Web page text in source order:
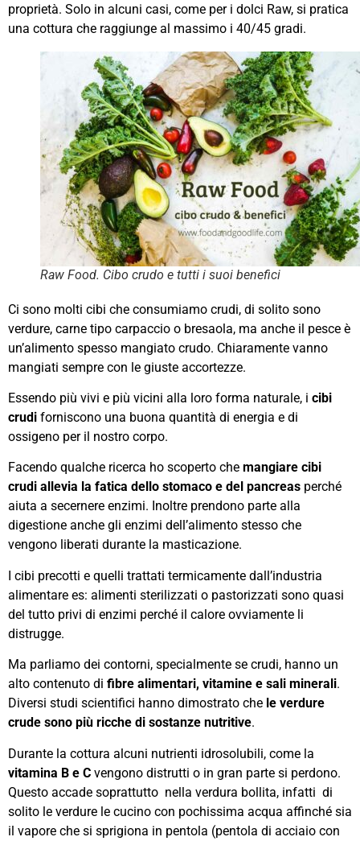
proprietà. Solo in alcuni casi, come per i dolci Raw, si pratica
una cottura che raggiunge al massimo i 40/45 gradi.
Raw Food. Cibo crudo e tutti i suoi benefici
Ci sono molti cibi che consumiamo crudi, di solito sono
verdure, carne tipo carpaccio o bresaola, ma anche il pesce è
un’alimento spesso mangiato crudo. Chiaramente vanno
mangiati sempre con le giuste accortezze.
Essendo più vivi e più vicini alla loro forma naturale, i cibi
crudi forniscono una buona quantità di energia e di
ossigeno per il nostro corpo.
Facendo qualche ricerca ho scoperto che mangiare cibi
crudi allevia la fatica dello stomaco e del pancreas perché
aiuta a secernere enzimi. Inoltre prendono parte alla
digestione anche gli enzimi dell’alimento stesso che
vengono liberati durante la masticazione.
I cibi precotti e quelli trattati termicamente dall’industria
alimentare es: alimenti sterilizzati o pastorizzati sono quasi
del tutto privi di enzimi perché il calore ovviamente li
distrugge.
Ma parliamo dei contorni, specialmente se crudi, hanno un
alto contenuto di fibre alimentari, vitamine e sali minerali.
Diversi studi scientifici hanno dimostrato che le verdure
crude sono più ricche di sostanze nutritive.
Durante la cottura alcuni nutrienti idrosolubili, come la
vitamina B e C vengono distrutti o in gran parte si perdono.
Questo accade soprattutto nella verdura bollita, infatti di
solito le verdure le cucino con pochissima acqua affinché sia
il vapore che si sprigiona in pentola (pentola di acciaio con